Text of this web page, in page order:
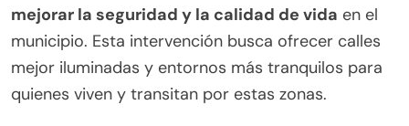
mejorar la seguridad y la calidad de vida en el
municipio. Esta intervención busca ofrecer calles
mejor iluminadas y entornos más tranquilos para
quienes viven y transitan por estas zonas.